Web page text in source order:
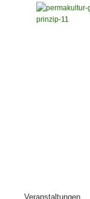
Veranstaltungen